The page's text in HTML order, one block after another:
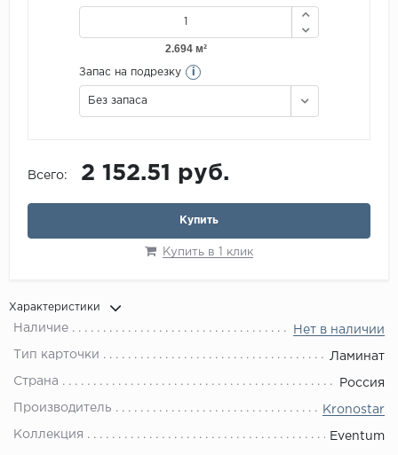
Запас на подрезку i
Без запаса
Всего: 2 152.51 руб.
Купить
Купить в 1 клик
Характеристики
Наличие Нет в наличии
Тип карточки Ламинат
Страна Россия
Производитель Kronostar
Коллекция Eventum